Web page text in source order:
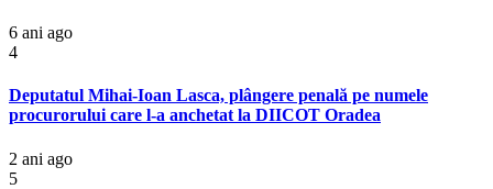
6 ani ago
4
Deputatul Mihai-Ioan Lasca, plângere penală pe numele
procurorului care l-a anchetat la DIICOT Oradea
2 ani ago
5